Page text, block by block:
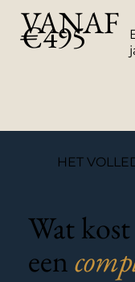
VANAF
€495
HET
Wat kost
een